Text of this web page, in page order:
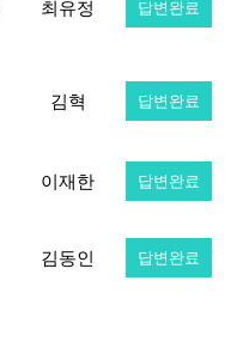
최유정 답변완료
김혁 답변완료
이재한 답변완료
김동인 답변완료